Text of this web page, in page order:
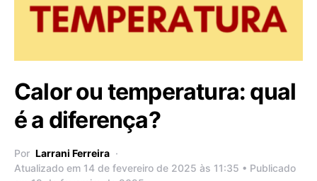
Calor ou temperatura: qual
é a diferença?
Por Larrani Ferreira
Atualizado em 14 de fevereiro de 2025 às 11:35 • Publicado